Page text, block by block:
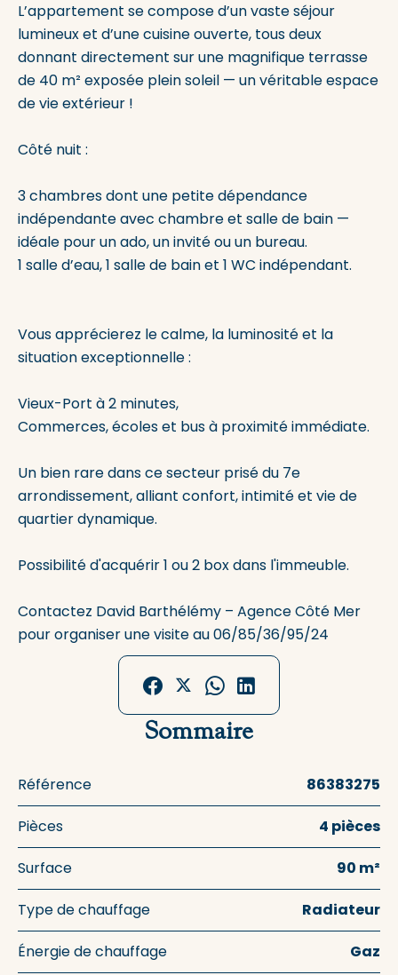
L’appartement se compose d’un vaste séjour
lumineux et d’une cuisine ouverte, tous deux
donnant directement sur une magnifique terrasse
de 40 m² exposée plein soleil — un véritable espace
de vie extérieur !
Côté nuit :
3 chambres dont une petite dépendance
indépendante avec chambre et salle de bain —
idéale pour un ado, un invité ou un bureau.
1 salle d’eau, 1 salle de bain et 1 WC indépendant.
Vous apprécierez le calme, la luminosité et la
situation exceptionnelle :
Vieux-Port à 2 minutes,
Commerces, écoles et bus à proximité immédiate.
Un bien rare dans ce secteur prisé du 7e
arrondissement, alliant confort, intimité et vie de
quartier dynamique.
Possibilité d'acquérir 1 ou 2 box dans l'immeuble.
Contactez David Barthélémy – Agence Côté Mer
pour organiser une visite au 06/85/36/95/24
Sommaire
Référence 86383275
Pièces 4 pièces
Surface 90 m²
Type de chauffage Radiateur
Énergie de chauffage Gaz